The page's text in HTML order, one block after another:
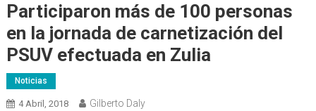
Participaron más de 100 personas
en la jornada de carnetización del
PSUV efectuada en Zulia
Noticias
4 Abril, 2018 Gilberto Daly